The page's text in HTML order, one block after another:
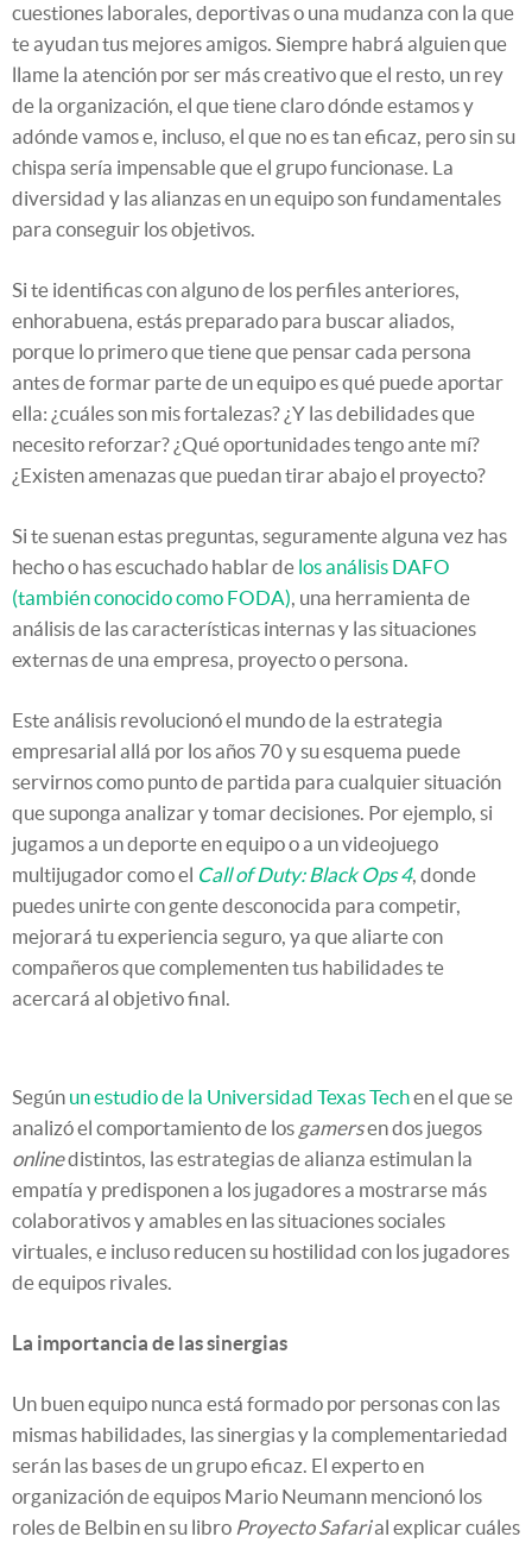
cuestiones laborales, deportivas o una mudanza con la que
te ayudan tus mejores amigos. Siempre habrá alguien que
llame la atención por ser más creativo que el resto, un rey
de la organización, el que tiene claro dónde estamos y
adónde vamos e, incluso, el que no es tan eficaz, pero sin su
chispa sería impensable que el grupo funcionase. La
diversidad y las alianzas en un equipo son fundamentales
para conseguir los objetivos.
Si te identificas con alguno de los perfiles anteriores,
enhorabuena, estás preparado para buscar aliados,
porque lo primero que tiene que pensar cada persona
antes de formar parte de un equipo es qué puede aportar
ella: ¿cuáles son mis fortalezas? ¿Y las debilidades que
necesito reforzar? ¿Qué oportunidades tengo ante mí?
¿Existen amenazas que puedan tirar abajo el proyecto?
Si te suenan estas preguntas, seguramente alguna vez has
hecho o has escuchado hablar de los análisis DAFO
(también conocido como FODA), una herramienta de
análisis de las características internas y las situaciones
externas de una empresa, proyecto o persona.
Este análisis revolucionó el mundo de la estrategia
empresarial allá por los años 70 y su esquema puede
servirnos como punto de partida para cualquier situación
que suponga analizar y tomar decisiones. Por ejemplo, si
jugamos a un deporte en equipo o a un videojuego
multijugador como el Call of Duty: Black Ops 4, donde
puedes unirte con gente desconocida para competir,
mejorará tu experiencia seguro, ya que aliarte con
compañeros que complementen tus habilidades te
acercará al objetivo final.
Según un estudio de la Universidad Texas Techen el que se
analizó el comportamiento de los gamersen dos juegos
onlinedistintos, las estrategias de alianza estimulan la
empatía y predisponen a los jugadores a mostrarse más
colaborativos y amables en las situaciones sociales
virtuales, e incluso reducen su hostilidad con los jugadores
de equipos rivales.
La importancia de las sinergias
Un buen equipo nunca está formado por personas con las
mismas habilidades, las sinergias y la complementariedad
serán las bases de un grupo eficaz. El experto en
organización de equipos Mario Neumann mencionó los
roles de Belbin en su libro Proyecto Safarial explicar cuáles